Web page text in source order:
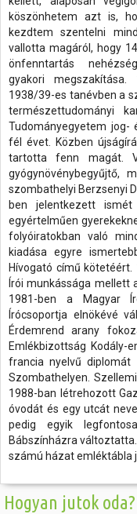
köszönhetem azt is,
kezdtem szentelni
vallotta magáról, hogy
önfenntartás
gyakori
1938/39-es tanévben a
természettudományi
Tudományegyetem
fél évet. Közben
tartotta fenn magát.
gyógynövénybegyűjtő,
szombathelyi Berzsenyi
ben jelentkezett
egyértelműen
folyóiratokban való
kiadása egyre
Hívogató című
Írói munkássága mellett
1981-ben a Magyar
Írócsoportja elnökévé
Érdemrend arany
Emlékbizottság
francia nyelvű
Szombathelyen.
1988-ban létrehozott
óvodát és egy utcát
pedig egyik
Bábszínházra
számú házat emléktábla
Hogyan jutok oda?